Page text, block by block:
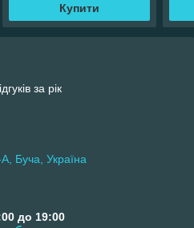
Купити
за рік
Буча, Україна
до 19:00